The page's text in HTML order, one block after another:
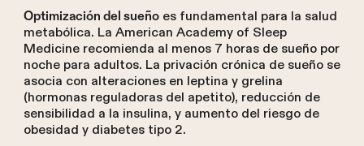
Optimización del sueñoes fundamental para la salud
metabólica. La American Academy of Sleep
Medicine recomienda al menos 7 horas de sueño por
noche para adultos. La privación crónica de sueño se
asocia con alteraciones en leptina y grelina
(hormonas reguladoras del apetito), reducción de
sensibilidad a la insulina, y aumento del riesgo de
obesidad y diabetes tipo 2.